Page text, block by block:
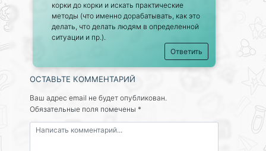
корки до корки и искать практические
методы (что именно дорабатывать, как это
делать, что делать людям в определенной
ситуации и пр.).
Ответить
ОСТАВЬТЕ КОММЕНТАРИЙ
Ваш адрес email не будет опубликован.
Обязательные поля помечены *